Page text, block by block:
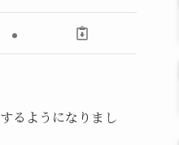
するようになりまし